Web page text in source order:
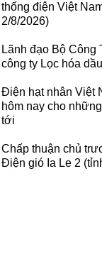
thống điện Việt
2/8/2026)
Lãnh đạo Bộ
công ty Lọc hóa
Điện hạt nhân Việt
hôm nay cho
tới
Chấp thuận chủ
Điện gió Ia Le 2